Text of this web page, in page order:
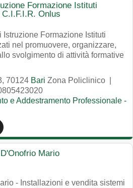
Formazione Istituti
Onlus
Istruzione Formazione Istituti
nel promuovere, organizzare,
svolgimento di attività formative
, 70124 Bari Zona Policlinico
e Addestramento Professionale -
Mario
- Installazioni e vendita sistemi